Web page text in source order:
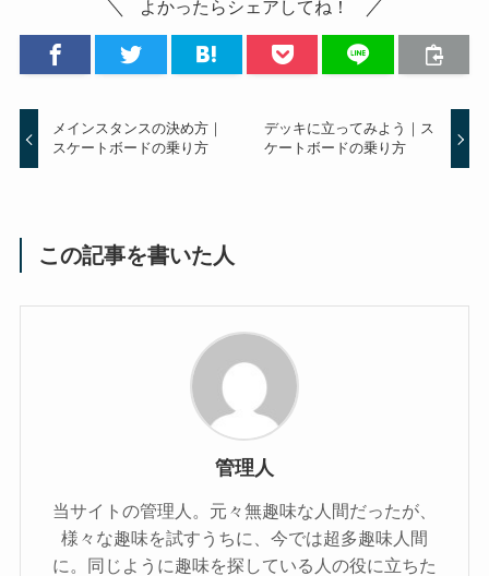
よかったらシェアしてね！
メインスタンスの決め方｜
スケートボードの乗り方
デッキに立ってみよう｜ス
ケートボードの乗り方
この記事を書いた人
管理人
当サイトの管理人。元々無趣味な人間だったが、
様々な趣味を試すうちに、今では超多趣味人間
に。同じように趣味を探している人の役に立ちた